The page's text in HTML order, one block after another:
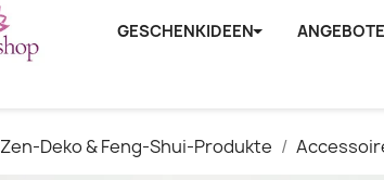
GESCHENKIDEEN
ANGEBOTE
Zen-Deko & Feng-Shui-Produkte